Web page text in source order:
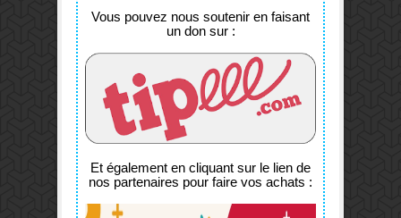
Vous pouvez nous soutenir en faisant
un don sur :
Et également en cliquant sur le lien de
nos partenaires pour faire vos achats :